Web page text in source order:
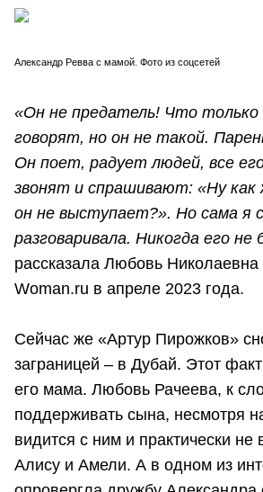
Александр Ревва с мамой. Фото из соцсетей
«Он не предатель! Что только
говорят, но он не такой.
Он поет, радует людей, все
звонят и спрашивают: «Ну как
он не выступает?». Но сама я
разговаривала. Никогда его не
рассказала Любовь Николаевна
Woman.ru в апреле 2023 года.
Сейчас же «Артур Пирожков»
заграницей – в Дубай. Этот
его мама. Любовь Рачеева, к
поддерживать сына, несмотря
видится с ним и практически не
Алису и Амели. А в одном из